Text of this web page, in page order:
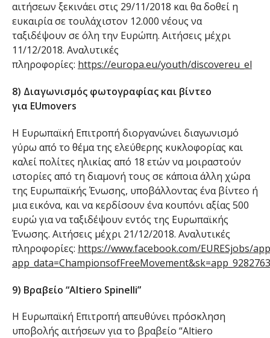
αιτήσεων ξεκινάει στις 29/11/2018 και θα δοθεί η
ευκαιρία σε τουλάχιστον 12.000 νέους να
ταξιδέψουν σε όλη την Ευρώπη. Αιτήσεις μέχρι
11/12/2018. Αναλυτικές
πληροφορίες: https://europa.eu/youth/discovereu_el
8) Διαγωνισμός φωτογραφίας και βίντεο
για EUmovers
Η Ευρωπαϊκή Επιτροπή διοργανώνει διαγωνισμό
γύρω από το θέμα της ελεύθερης κυκλοφορίας και
καλεί πολίτες ηλικίας από 18 ετών να μοιραστούν
ιστορίες από τη διαμονή τους σε κάποια άλλη χώρα
της Ευρωπαϊκής Ένωσης, υποβάλλοντας ένα βίντεο ή
μια εικόνα, και να κερδίσουν ένα κουπόνι αξίας 500
ευρώ για να ταξιδέψουν εντός της Ευρωπαϊκής
Ένωσης. Αιτήσεις μέχρι 21/12/2018. Αναλυτικές
πληροφορίες: https://www.facebook.com/EURESjobs/
9) Βραβείο “Altiero Spinelli”
Η Ευρωπαϊκή Επιτροπή απευθύνει πρόσκληση
υποβολής αιτήσεων για το βραβείο “Altiero